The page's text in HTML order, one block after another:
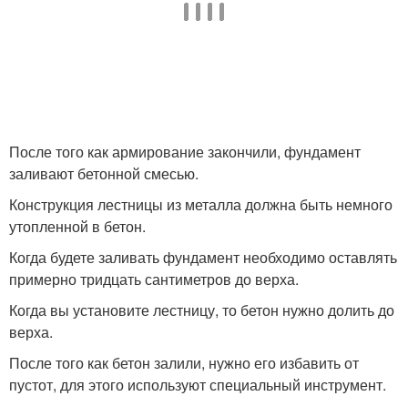
После того как армирование закончили, фундамент
заливают бетонной смесью.
Конструкция лестницы из металла должна быть немного
утопленной в бетон.
Когда будете заливать фундамент необходимо оставлять
примерно тридцать сантиметров до верха.
Когда вы установите лестницу, то бетон нужно долить до
верха.
После того как бетон залили, нужно его избавить от
пустот, для этого используют специальный инструмент.